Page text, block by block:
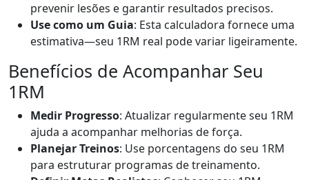
prevenir lesões e garantir resultados precisos.
Use como um Guia: Esta calculadora fornece uma
estimativa—seu 1RM real pode variar ligeiramente.
Benefícios de Acompanhar Seu
1RM
Medir Progresso: Atualizar regularmente seu 1RM
ajuda a acompanhar melhorias de força.
Planejar Treinos: Use porcentagens do seu 1RM
para estruturar programas de treinamento.